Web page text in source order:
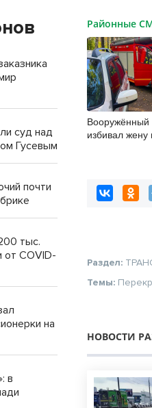
Районные
Вооружённый
избивал жену
Раздел:
Темы:
НОВОСТИ
суд над
Гусевым
почти
тыс.
от COVID-
на
в